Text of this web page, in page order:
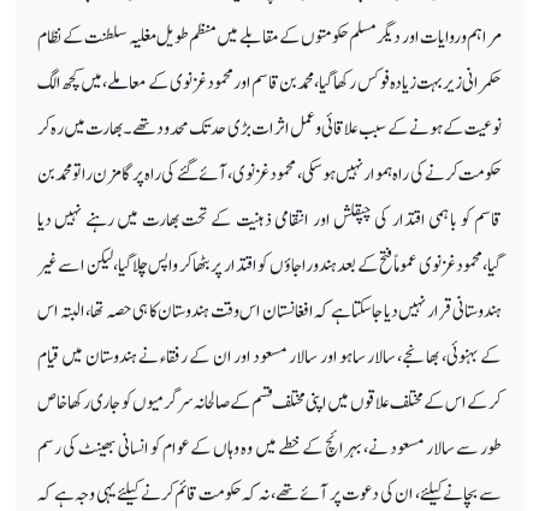
مراہم وروایات اور دیگر مسلم حکومتوں کے مقابلے میں منظم طویل مغلیہ سلطنت کے نظام
حکمرانی زیر بہت زیادہ فوکس رکھا گیا،محمد بن قاسم اور محمود غزنوی کے معاملے، میں کچھ الگ
نوعیت کے ہونے کے سبب علاقائی وعمل اثرات بڑی حد تک محدود تھے۔ بھارت میں رہ کر
حکومت کرنے کی راہ ہموار نہیں ہوسکی، محمود غزنوی، آئے گئے کی راہ پرگامزن را تو محمد بن
قاسم کو باہمی اقتدار کی چپقلش اور انتقامی ذہنیت کے تحت بھارت میں رہنے نہیں دیا
گیا،محمود غزنوی عموماً فتح کے بعد ہندو راجاؤں کو اقتدار پر بٹھا کر واپس چلا گیا،لیکن اسے غیر
ہندوستانی قرار نہیں دیا جاسکتا ہے کہ افغانستان اس وقت ہندوستان کا ہی حصہ تھا، البتہ اس
کے بہنوئی، بھانجے، سالار ساہو اور سالار مسعود اور ان کے رفقاء نے ہندوستان میں قیام
کرکے اس کے مختلف علاقوں میں اپنی مختلف قسم کے صالحانہ سرگرمیوں کو جاری رکھاخاص
طور سے سالار مسعود نے، بہرائچ کے خطے میں وہ وہاں کے عوام کو انسانی بھینٹ کی رسم
سے بچانے کیلئے، ان کی دعوت پر آئے تھے، نہ کہ حکومت قائم کرنے کیلئے یہی وجہ ہے کہ